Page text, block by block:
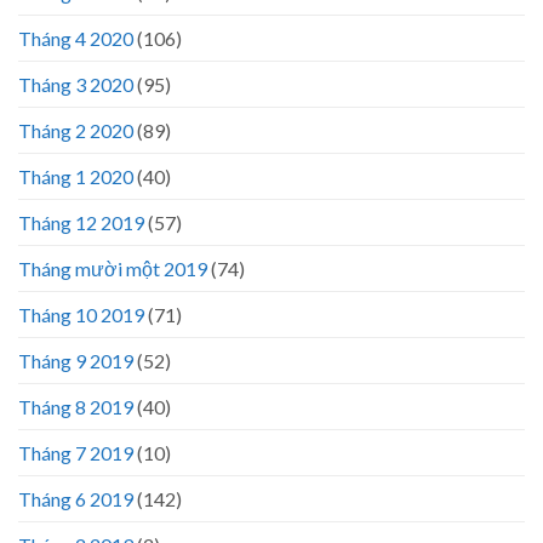
Tháng 4 2020(106)
Tháng 3 2020(95)
Tháng 2 2020(89)
Tháng 1 2020(40)
Tháng 12 2019(57)
Tháng mười một 2019(74)
Tháng 10 2019(71)
Tháng 9 2019(52)
Tháng 8 2019(40)
Tháng 7 2019(10)
Tháng 6 2019(142)